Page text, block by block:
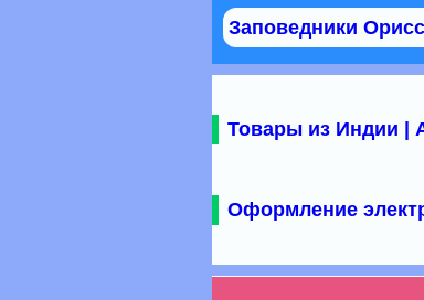
Заповедники
Товары из Индии |
Оформление